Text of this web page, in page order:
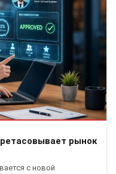
рынок
с новой